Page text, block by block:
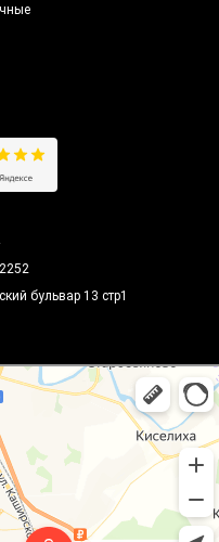
бульвар 13 стр1